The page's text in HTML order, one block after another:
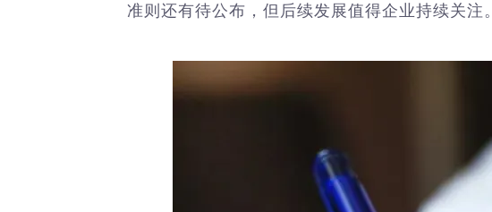
准则还有待公布，但后续发展值得企业持续关注。